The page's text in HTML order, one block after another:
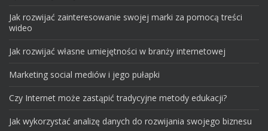
Jak rozwijać zainteresowanie swojej marki za pomocą treści
wideo
Jak rozwijać własne umiejętności w branży internetowej
Marketing social mediów i jego pułapki
Czy Internet może zastąpić tradycyjne metody edukacji?
Jak wykorzystać analizę danych do rozwijania swojego biznesu